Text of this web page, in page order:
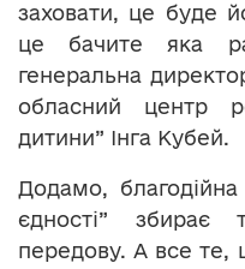
заховати, це буде
це бачите яка
генеральна
обласний центр
дитини” Інга Кубей.
Додамо,
єдності”
передову. А все те,